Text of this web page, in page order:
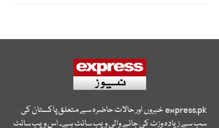
express.pkخبروں اور حالات حاضرہ سے متعلق پاکستان کی
سب سے زیادہ وزٹ کی جانے والی ویب سائٹ ہے۔ اس ویب سائٹ